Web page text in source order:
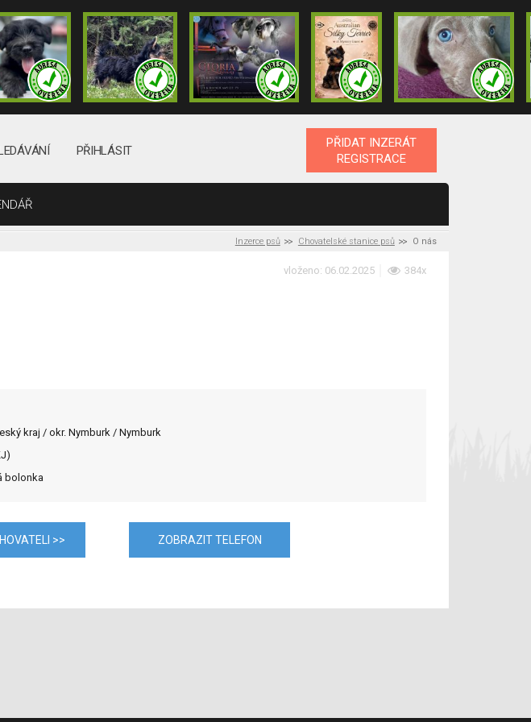
PŘIHLÁSIT
PŘIDAT INZERÁT
REGISTRACE
Inzerce psů Chovatelské stanice psů O nás
vloženo: 06.02.2025 384x
kraj / okr. Nymburk / Nymburk
bolonka
>> ZOBRAZIT TELEFON